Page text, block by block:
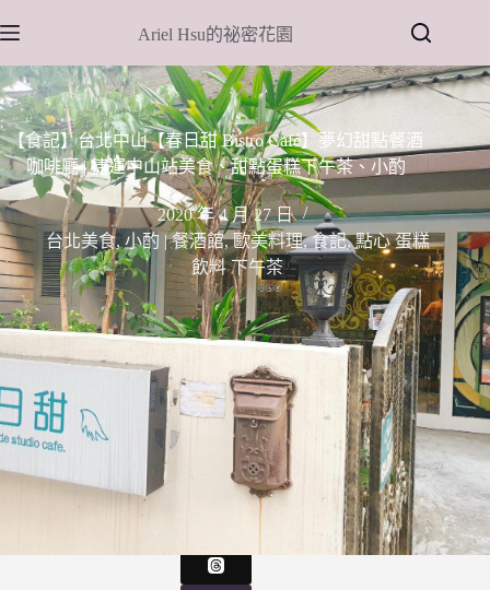
至
主
要
內
容
Ariel Hsu的祕密花園
【食記】台北中山【春日甜 Bistro Café】夢幻甜點餐酒
咖啡廳 | 捷運中山站美食、甜點蛋糕下午茶、小酌
2020 年 4 月 27 日
台北美食, 小酌 | 餐酒館,歐美料理,食記,點心 蛋糕
飲料 下午茶